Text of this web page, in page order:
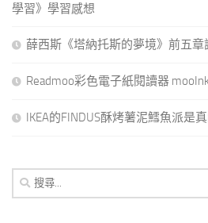
學習》學習感想
薛西斯《塔納托斯的夢境》前五章
Readmoo彩色電子紙閱讀器
IKEA的FINDUS酥烤薯泥鱈魚派是
搜
尋